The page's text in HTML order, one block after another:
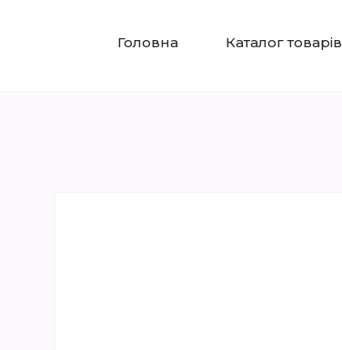
Головна Каталог товарів